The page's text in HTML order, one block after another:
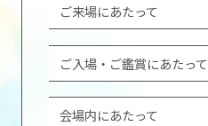
ご来場にあたって
ご入場・ご鑑賞にあたって
会場内にあたって